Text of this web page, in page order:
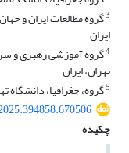
3گروه مطالعات ایران و
ایران
4گروه آموزشی رهبری و
تهران، ایران
5گروه، جغرافیا، دانشگاه
چکیده